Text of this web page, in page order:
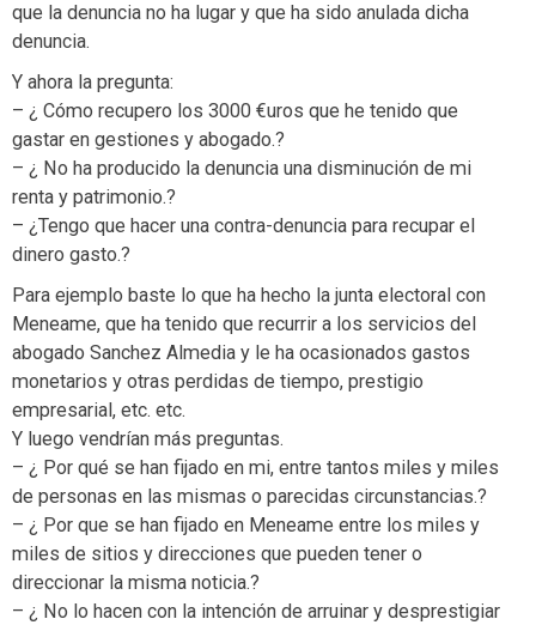
que la denuncia no ha lugar y que ha sido anulada dicha
denuncia.
Y ahora la pregunta:
– ¿ Cómo recupero los 3000 €uros que he tenido que
gastar en gestiones y abogado.?
– ¿ No ha producido la denuncia una disminución de mi
renta y patrimonio.?
– ¿Tengo que hacer una contra-denuncia para recupar el
dinero gasto.?
Para ejemplo baste lo que ha hecho la junta electoral con
Meneame, que ha tenido que recurrir a los servicios del
abogado Sanchez Almedia y le ha ocasionados gastos
monetarios y otras perdidas de tiempo, prestigio
empresarial, etc. etc.
Y luego vendrían más preguntas.
– ¿ Por qué se han fijado en mi, entre tantos miles y miles
de personas en las mismas o parecidas circunstancias.?
– ¿ Por que se han fijado en Meneame entre los miles y
miles de sitios y direcciones que pueden tener o
direccionar la misma noticia.?
– ¿ No lo hacen con la intención de arruinar y desprestigiar